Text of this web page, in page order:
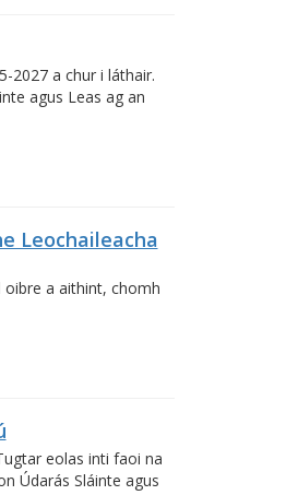
2027 a chur i láthair.
agus Leas ag an
Leochaileacha
a aithint, chomh
eolas inti faoi na
Údarás Sláinte agus